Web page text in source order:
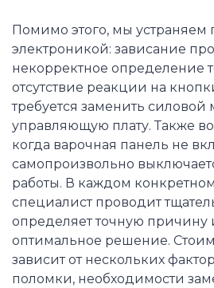
Помимо этого, мы устраняем
электроникой: зависание
некорректное определение
отсутствие реакции на
требуется заменить силовой
управляющую плату. Также
когда варочная панель не
самопроизвольно
работы. В каждом
специалист проводит
определяет точную причину
оптимальное решение.
зависит от нескольких
поломки, необходимости